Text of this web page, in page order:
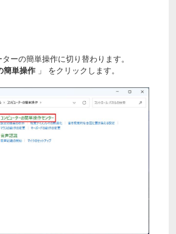
ーの簡単操作に切り替わります。
簡単操作 」 をクリックします。